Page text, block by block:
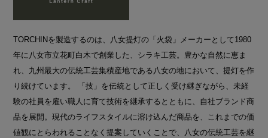
TORCHINを製造するのは、八女提灯の「火袋」メーカーとして1980
年に八女市立花町白木で創業した、シラキ工芸。豊かな自然に恵ま
れ、九州最大の伝統工芸集積産地である八女の地において、提灯を作
り続けています。 「技」を伝統として正しく受け継ぎながら、未経
験の社員を雇い職人に育て技術を継承するとともに、自社ブランド商
品を展開。現代のライフスタイルに溶け込んだ商品を、これまでの価
値観にとらわれることなく提案していくことで、八女の伝統工芸を継